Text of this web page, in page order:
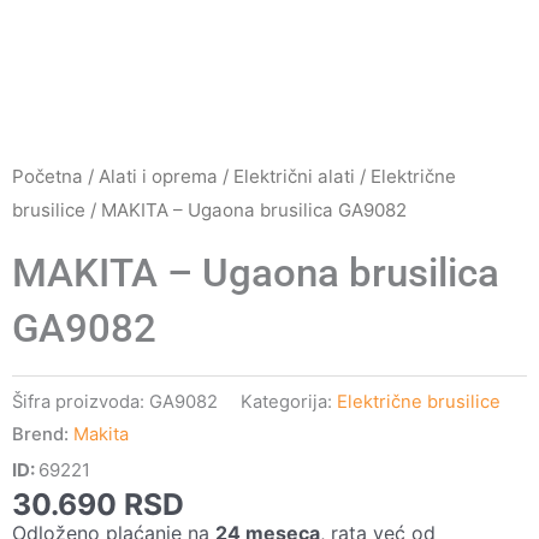
Početna / Alati i oprema / Električni alati / Električne
brusilice / MAKITA – Ugaona brusilica GA9082
MAKITA – Ugaona brusilica
GA9082
Šifra proizvoda: GA9082 Kategorija: Električne brusilice
Brend: Makita
ID: 69221
30.690 RSD
Odloženo plaćanje na 24 meseca, rata već od